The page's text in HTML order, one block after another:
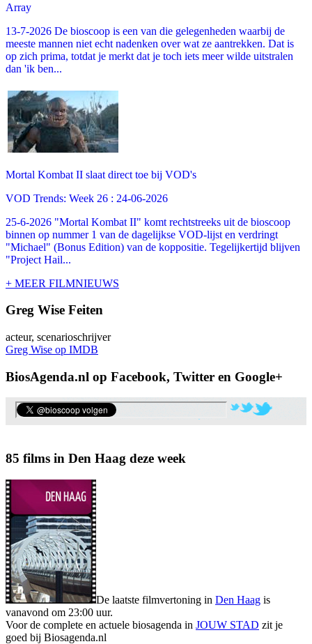
Array
13-7-2026 De bioscoop is een van die gelegenheden waarbij de
meeste mannen niet echt nadenken over wat ze aantrekken. Dat is
op zich prima, totdat je merkt dat je toch iets meer wilde uitstralen
dan 'ik ben...
Mortal Kombat II slaat direct toe bij VOD's
VOD Trends: Week 26 : 24-06-2026
25-6-2026 "Mortal Kombat II" komt rechtstreeks uit de bioscoop
binnen op nummer 1 van de dagelijkse VOD-lijst en verdringt
"Michael" (Bonus Edition) van de koppositie. Tegelijkertijd blijven
"Project Hail...
+ MEER FILMNIEUWS
Greg Wise Feiten
acteur, scenarioschrijver
Greg Wise op IMDB
BiosAgenda.nl op Facebook, Twitter en Google+
85 films in Den Haag deze week
De laatste filmvertoning in Den Haag is
vanavond om 23:00 uur.
Voor de complete en actuele biosagenda in JOUW STAD zit je
goed bij Biosagenda.nl